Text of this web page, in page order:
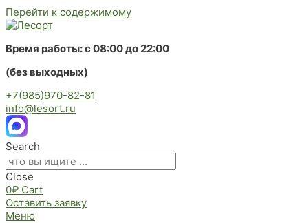
Перейти к содержимому
Время работы: с 08:00 до 22:00
(без выходных)
+7(985)970-82-81
info@lesort.ru
Search
Close
0₽ Cart
Оставить заявку
Меню